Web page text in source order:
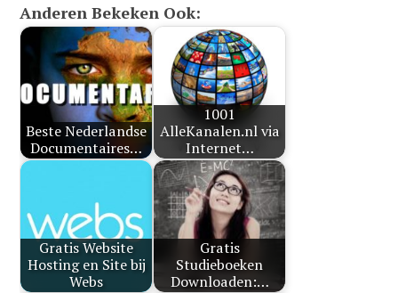
Anderen Bekeken Ook:
Beste Nederlandse
Documentaires…
1001
AlleKanalen.nl via
Internet…
Gratis Website
Hosting en Site bij
Webs
Gratis
Studieboeken
Downloaden:…